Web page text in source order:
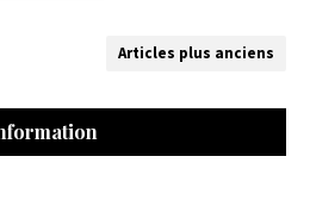
Articles plus anciens